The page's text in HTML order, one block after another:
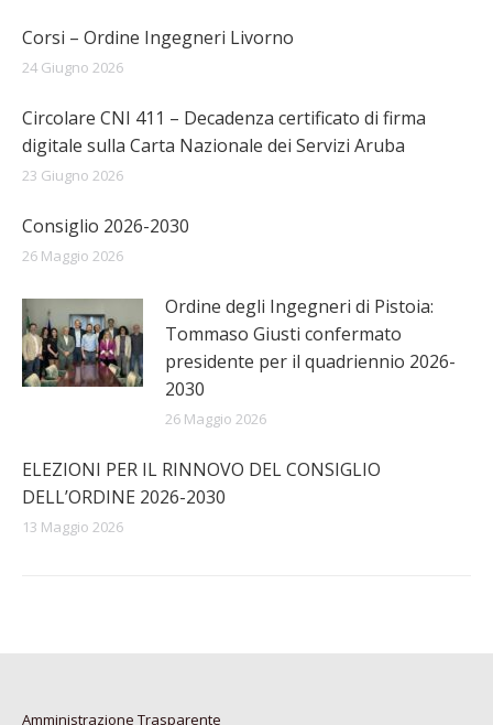
Corsi – Ordine Ingegneri Livorno
24 Giugno 2026
Circolare CNI 411 – Decadenza certificato di firma
digitale sulla Carta Nazionale dei Servizi Aruba
23 Giugno 2026
Consiglio 2026-2030
26 Maggio 2026
Ordine degli Ingegneri di Pistoia:
Tommaso Giusti confermato
presidente per il quadriennio 2026-
2030
26 Maggio 2026
ELEZIONI PER IL RINNOVO DEL CONSIGLIO
DELL’ORDINE 2026-2030
13 Maggio 2026
Amministrazione Trasparente